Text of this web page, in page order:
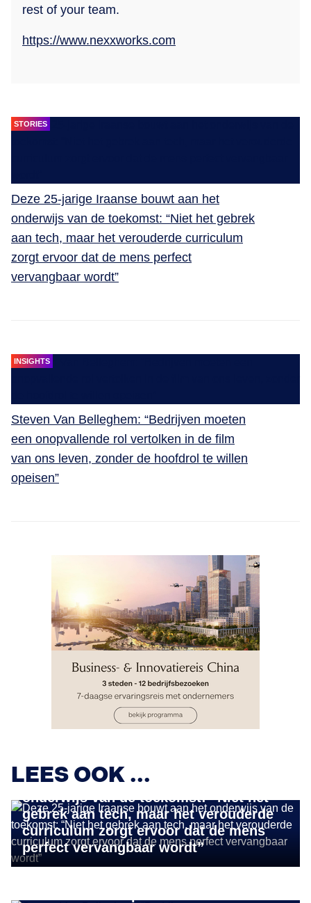
rest of your team.
https://www.nexxworks.com
STORIES
Deze 25-jarige Iraanse bouwt aan het
onderwijs van de toekomst: “Niet het gebrek
aan tech, maar het verouderde curriculum
zorgt ervoor dat de mens perfect
vervangbaar wordt”
INSIGHTS
Steven Van Belleghem: “Bedrijven moeten
een onopvallende rol vertolken in de film
van ons leven, zonder de hoofdrol te willen
opeisen”
LEES OOK ...
Deze 25-jarige Iraanse bouwt aan het
onderwijs van de toekomst: “Niet het
gebrek aan tech, maar het verouderde
curriculum zorgt ervoor dat de mens
perfect vervangbaar wordt”
INSIGHTS